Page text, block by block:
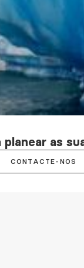
planear as
CONTACTE-NOS